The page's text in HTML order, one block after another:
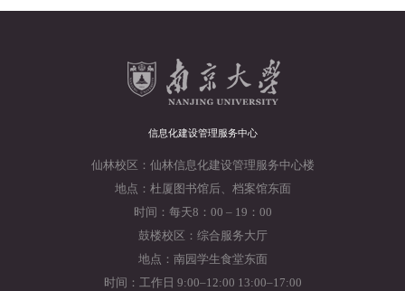
信息化建设管理服务中心
仙林校区：仙林信息化建设管理服务中心楼
地点：杜厦图书馆后、档案馆东面
时间：每天8：00 – 19：00
鼓楼校区：综合服务大厅
地点：南园学生食堂东面
时间：工作日 9:00–12:00 13:00–17:00